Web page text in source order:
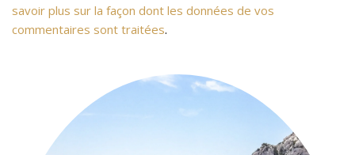
savoir plus sur la façon dont les données de vos
commentaires sont traitées.